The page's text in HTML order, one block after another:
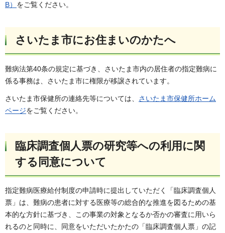
B） をご覧ください。
さいたま市にお住まいのかたへ
難病法第40条の規定に基づき、さいたま市内の居住者の指定難病に
係る事務は、さいたま市に権限が移譲されています。
さいたま市保健所の連絡先等については、 さいたま市保健所ホーム
ページをご覧ください。
臨床調査個人票の研究等への利用に関
する同意について
指定難病医療給付制度の申請時に提出していただく「臨床調査個人
票」は、難病の患者に対する医療等の総合的な推進を図るための基
本的な方針に基づき、この事業の対象となるか否かの審査に用いら
れるのと同時に、同意をいただいたかたの「臨床調査個人票」の記